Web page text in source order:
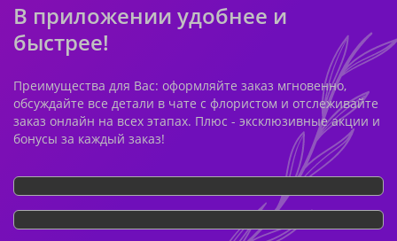
В приложении удобнее и
быстрее!
Преимущества для Вас: оформляйте заказ мгновенно,
обсуждайте все детали в чате с флористом и отслеживайте
заказ онлайн на всех этапах. Плюс - эксклюзивные акции и
бонусы за каждый заказ!